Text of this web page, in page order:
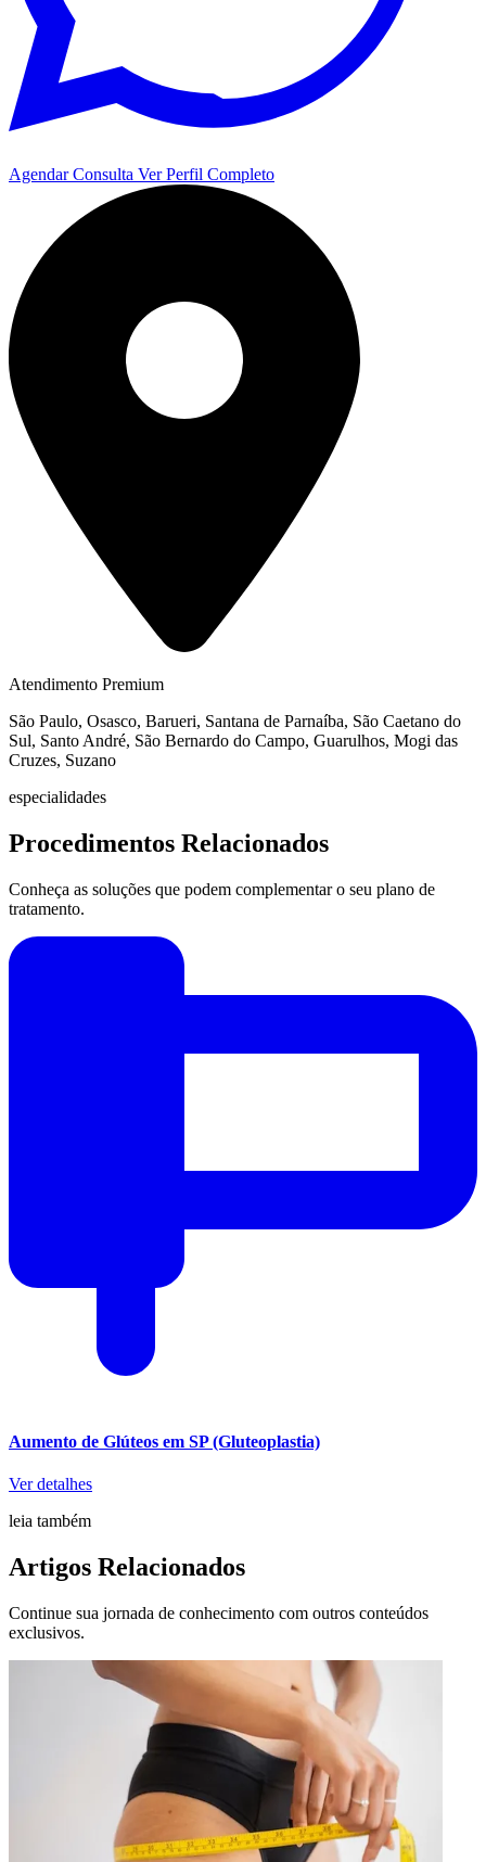
Agendar Consulta Ver Perfil Completo
Atendimento Premium
São Paulo, Osasco, Barueri, Santana de Parnaíba, São Caetano do
Sul, Santo André, São Bernardo do Campo, Guarulhos, Mogi das
Cruzes, Suzano
especialidades
Procedimentos Relacionados
Conheça as soluções que podem complementar o seu plano de
tratamento.
Aumento de Glúteos em SP (Gluteoplastia)
Ver detalhes
leia também
Artigos Relacionados
Continue sua jornada de conhecimento com outros conteúdos
exclusivos.